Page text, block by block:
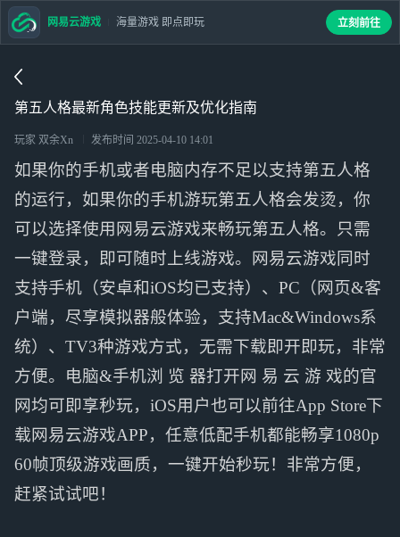
第五人格最新角色技能更新及优化指南
玩家 双余Xn 发布时间 2025-04-10 14:01
如果你的手机或者电脑内存不足以支持第五人格
的运行，如果你的手机游玩第五人格会发烫，你
可以选择使用网易云游戏来畅玩第五人格。只需
一键登录，即可随时上线游戏。网易云游戏同时
支持手机（安卓和iOS均已支持）、PC（网页&客
户端，尽享模拟器般体验，支持Mac&Windows系
统）、TV3种游戏方式，无需下载即开即玩，非常
方便。电脑&手机浏 览 器打开网 易 云 游 戏的官
网均可即享秒玩，iOS用户也可以前往App Store下
载网易云游戏APP，任意低配手机都能畅享1080p
60帧顶级游戏画质，一键开始秒玩！非常方便，
赶紧试试吧！
网易云游戏 海量游戏 即点即玩 立刻前往